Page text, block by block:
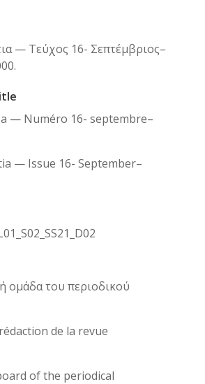
— Τεύχος 16- Σεπτέμβριος–
— Numéro 16- septembre–
— Issue 16- September–
ομάδα του περιοδικού
de la revue
of the periodical